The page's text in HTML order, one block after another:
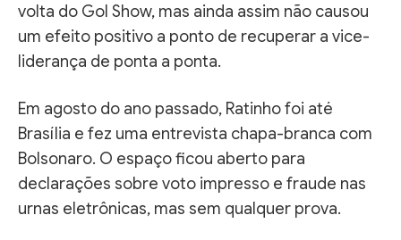
volta do Gol Show, mas ainda assim não causou
um efeito positivo a ponto de recuperar a vice-
liderança de ponta a ponta.
Em agosto do ano passado, Ratinho foi até
Brasília e fez uma entrevista chapa-branca com
Bolsonaro. O espaço ficou aberto para
declarações sobre voto impresso e fraude nas
urnas eletrônicas, mas sem qualquer prova.